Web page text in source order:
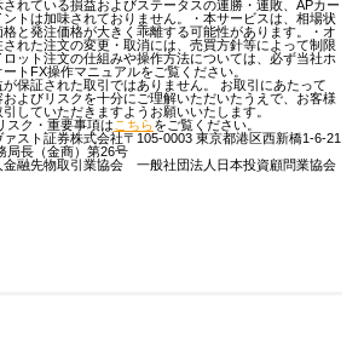
れている損益およびステータスの連勝・連敗、APカー
ントは加味されておりません。・本サービスは、相場状
と発注価格が大きく乖離する可能性があります。・オ
れた注文の変更・取消には、売買方針等によって制限
ット注文の仕組みや操作方法については、必ず当社ホ
トFX操作マニュアルをご覧ください。
保証された取引ではありません。 お取引にあたって
よびリスクを十分にご理解いただいたうえで、お客様
していただきますようお願いいたします。
スク・重要事項はこちらをご覧ください。
ァスト証券株式会社〒105-0003 東京都港区西新橋1-6-21
局長（金商）第26号
金融先物取引業協会 一般社団法人日本投資顧問業協会